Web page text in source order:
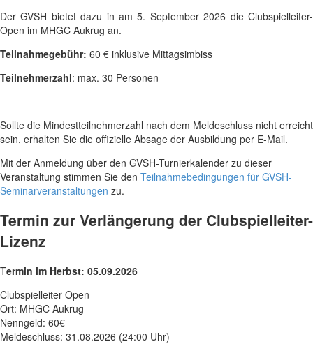
Der GVSH bietet dazu in am 5. September 2026 die Clubspielleiter-
Open im MHGC Aukrug an.
Teilnahmegebühr: 60 € inklusive Mittagsimbiss
Teilnehmerzahl: max. 30 Personen
Sollte die Mindestteilnehmerzahl nach dem Meldeschluss nicht erreicht
sein, erhalten Sie die offizielle Absage der Ausbildung per E-Mail.
Mit der Anmeldung über den GVSH-Turnierkalender zu dieser
Veranstaltung stimmen Sie den Teilnahmebedingungen für GVSH-
Seminarveranstaltungen zu.
Termin zur Verlängerung der Clubspielleiter-
Lizenz
Termin im Herbst: 05.09.2026
Clubspielleiter Open
Ort: MHGC Aukrug
Nenngeld: 60€
Meldeschluss: 31.08.2026 (24:00 Uhr)